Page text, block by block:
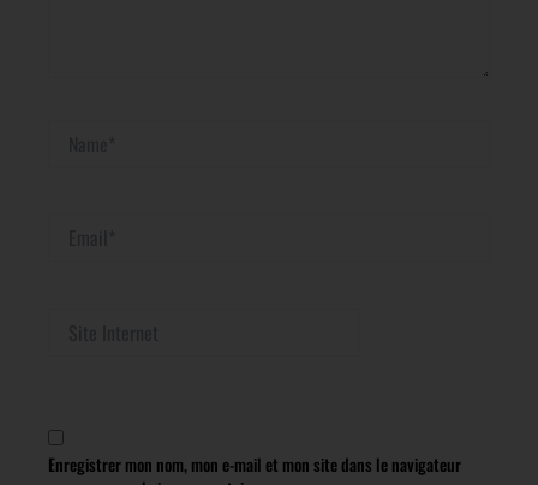
Enregistrer mon nom, mon e-mail et mon site dans le navigateur